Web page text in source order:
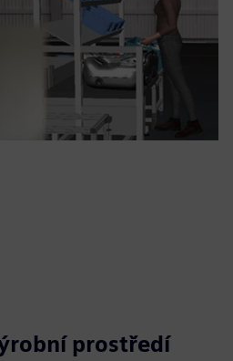
prostředí